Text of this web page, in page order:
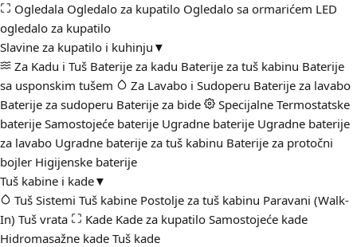
Ogledala Ogledalo za kupatilo Ogledalo sa ormarićem LED
ogledalo za kupatilo
Slavine za kupatilo i kuhinju ▼
Za Kadu i Tuš Baterije za kadu Baterije za tuš kabinu Baterije
sa usponskim tušem
Za Lavabo i Sudoperu Baterije za lavabo
Baterije za sudoperu Baterije za bide Specijalne Termostatske
baterije Samostojeće baterije Ugradne baterije Ugradne baterije
za lavabo Ugradne baterije za tuš kabinu Baterije za protočni
bojler Higijenske baterije
Tuš kabine i kade▼
Tuš Sistemi Tuš kabine Postolje za tuš kabinu Paravani (Walk-
In) Tuš vrata Kade Kade za kupatilo Samostojeće kade
Hidromasažne kade Tuš kade